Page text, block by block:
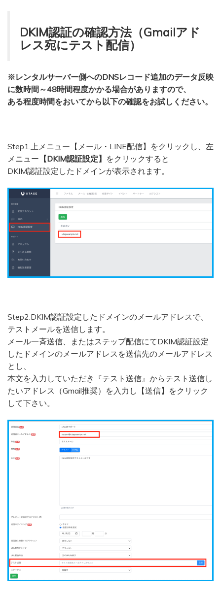
DKIM認証の確認方法（Gmailアド
レス宛にテスト配信）
※レンタルサーバー側へのDNSレコード追加のデータ反映
に数時間～48時間程度かかる場合がありますので、
ある程度時間をおいてから以下の確認をお試しください。
Step1.上メニュー【メール・LINE配信】をクリックし、左
メニュー 【DKIM認証設定】 をクリックすると
DKIM認証設定したドメインが表示されます。
Step2.DKIM認証設定したドメインのメールアドレスで、
テストメールを送信します。
メール一斉送信、またはステップ配信にてDKIM認証設定
したドメインのメールアドレスを送信先のメールアドレス
とし、
本文を入力していただき『テスト送信』からテスト送信し
たいアドレス（Gmail推奨）を入力し【送信】をクリック
して下さい。